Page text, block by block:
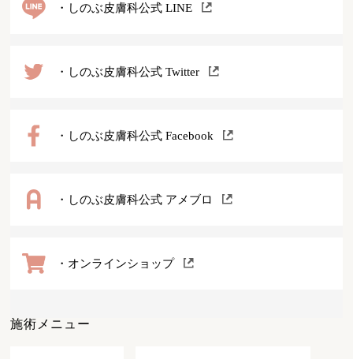
・しのぶ皮膚科公式 LINE
・しのぶ皮膚科公式 Twitter
・しのぶ皮膚科公式 Facebook
・しのぶ皮膚科公式 アメブロ
・オンラインショップ
施術メニュー